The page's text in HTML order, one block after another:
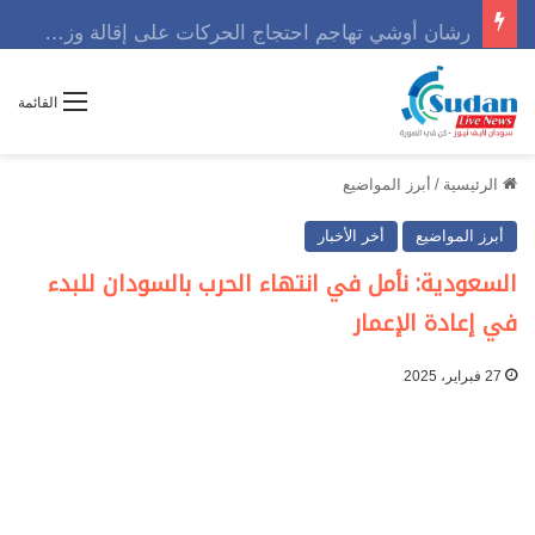
القائمة
الرئيسية / أبرز المواضيع
أبرز المواضيع أخر الأخبار
السعودية: نأمل في انتهاء الحرب بالسودان للبدء
في إعادة الإعمار
27 فبراير، 2025